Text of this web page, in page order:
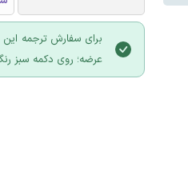
برای سفارش ترجمه
عرضه؛ روی دکمه سبز